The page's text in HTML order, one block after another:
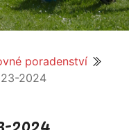
poradenství
2024